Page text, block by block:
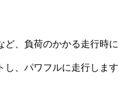
、負荷のかかる走行時に
、パワフルに走行します